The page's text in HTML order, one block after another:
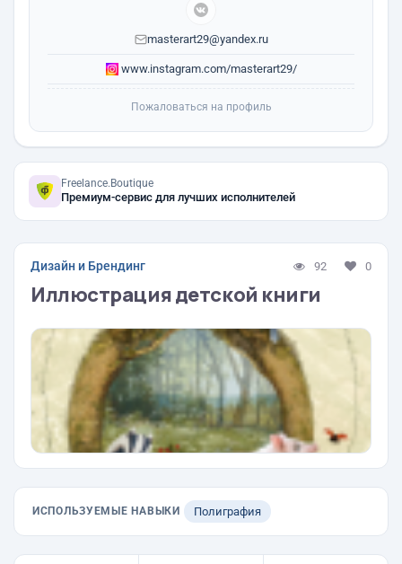
masterart29@yandex.ru
www.instagram.com/masterart29/
Пожаловаться на профиль
Freelance.Boutique
Премиум-сервис для лучших исполнителей
Дизайн и Брендинг 92 0
Иллюстрация детской книги
ИСПОЛЬЗУЕМЫЕ НАВЫКИ Полиграфия